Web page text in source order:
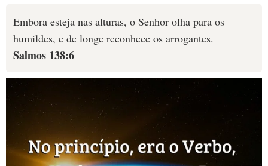
Embora esteja nas alturas, o Senhor olha para os
humildes, e de longe reconhece os arrogantes.
Salmos 138:6